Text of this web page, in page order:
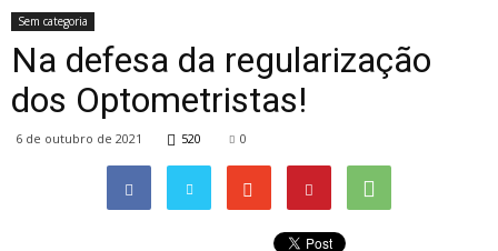
Sem categoria
Na defesa da regularização
dos Optometristas!
6 de outubro de 2021 520 0